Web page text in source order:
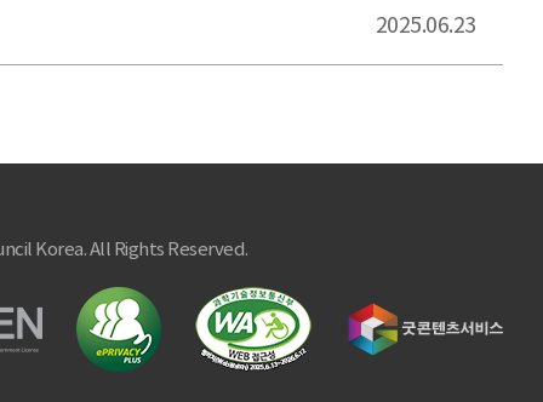
2025.06.23
Korea. All Rights Reserved.